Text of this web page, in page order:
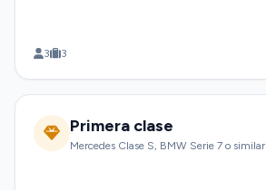
3 3
Primera clase
Mercedes Clase S, BMW Serie 7 o similar